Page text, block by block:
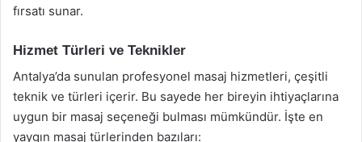
fırsatı sunar.
Hizmet Türleri ve Teknikler
Antalya’da sunulan profesyonel masaj hizmetleri, çeşitli
teknik ve türleri içerir. Bu sayede her bireyin ihtiyaçlarına
uygun bir masaj seçeneği bulması mümkündür. İşte en
yaygın masaj türlerinden bazıları: